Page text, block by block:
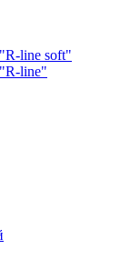
line soft"
line"